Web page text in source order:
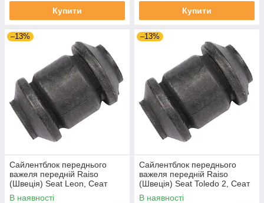
Купити Купити
–13%
Сайлентблок переднього
важеля передній Raiso
(Швеція) Seat Leon, Сеат
Леон 99-06 #RL-1J0182V
В наявності
–13%
Сайлентблок переднього
важеля передній Raiso
(Швеція) Seat Toledo 2, Сеат
Толедо 2 99-06 #RL-1J0182V
В наявності